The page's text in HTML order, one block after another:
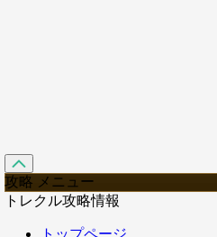
攻略 メニュー
トレクル攻略情報
トップページ